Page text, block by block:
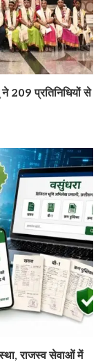
ने 209 प्रतिनिधियों से
राजस्व सेवाओं में